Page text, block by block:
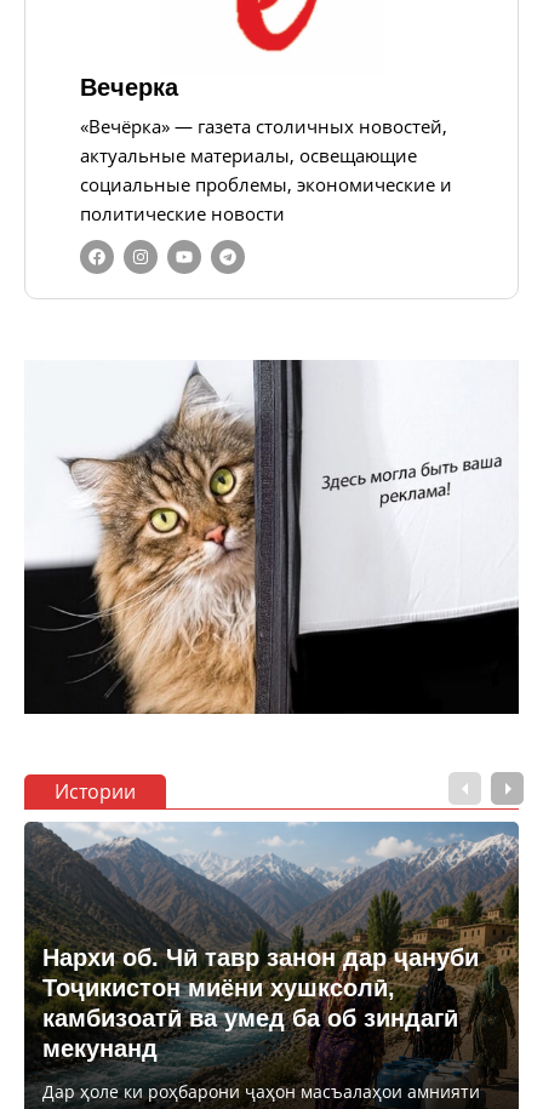
Вечерка
«Вечёрка» — газета столичных новостей,
актуальные материалы, освещающие
социальные проблемы, экономические и
политические новости
Истории
Нархи об. Чӣ тавр занон дар ҷануби
Тоҷикистон миёни хушксолӣ,
камбизоатӣ ва умед ба об зиндагӣ
мекунанд
Дар ҳоле ки роҳбарони ҷаҳон масъалаҳои амнияти